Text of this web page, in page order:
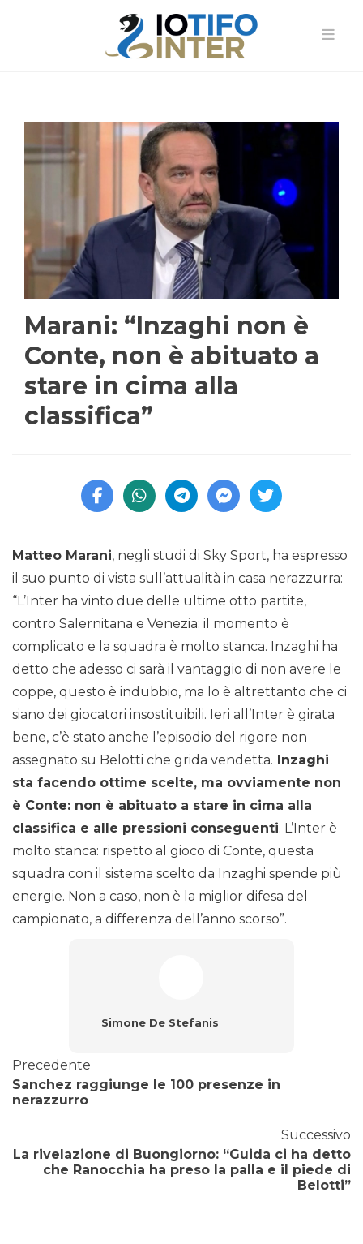
Marani: “Inzaghi non è
Conte, non è abituato a
stare in cima alla
classifica”
Matteo Marani, negli studi di Sky Sport, ha espresso
il suo punto di vista sull’attualità in casa nerazzurra:
“L’Inter ha vinto due delle ultime otto partite,
contro Salernitana e Venezia: il momento è
complicato e la squadra è molto stanca. Inzaghi ha
detto che adesso ci sarà il vantaggio di non avere le
coppe, questo è indubbio, ma lo è altrettanto che ci
siano dei giocatori insostituibili. Ieri all’Inter è girata
bene, c’è stato anche l’episodio del rigore non
assegnato su Belotti che grida vendetta. Inzaghi
sta facendo ottime scelte, ma ovviamente non
è Conte: non è abituato a stare in cima alla
classifica e alle pressioni conseguenti. L’Inter è
molto stanca: rispetto al gioco di Conte, questa
squadra con il sistema scelto da Inzaghi spende più
energie. Non a caso, non è la miglior difesa del
campionato, a differenza dell’anno scorso”.
Simone De Stefanis
Precedente
Sanchez raggiunge le 100 presenze in
nerazzurro
Successivo
La rivelazione di Buongiorno: “Guida ci ha detto
che Ranocchia ha preso la palla e il piede di
Belotti”